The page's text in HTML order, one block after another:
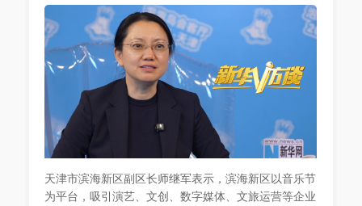
天津市滨海新区副区长师继军表示，滨海新区以音乐节
为平台，吸引演艺、文创、数字媒体、文旅运营等企业